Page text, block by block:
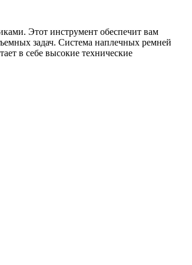
Этот инструмент обеспечит вам
задач. Система наплечных ремней
в себе высокие технические